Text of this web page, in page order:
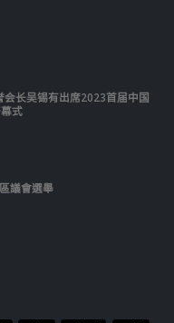
长吴锡有出席2023首届中国
式
議會選舉